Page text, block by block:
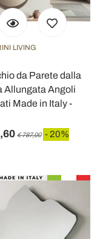
LIVING
da Parete dalla
Allungata Angoli
Made in Italy -
€ 787,00 - 20%